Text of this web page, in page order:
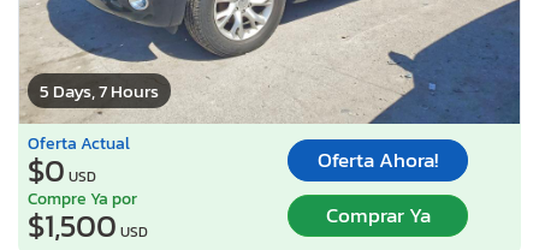
5 Days, 7 Hours
Oferta Actual
$0 USD
Oferta Ahora!
Compre Ya por
$1,500 USD
Comprar Ya